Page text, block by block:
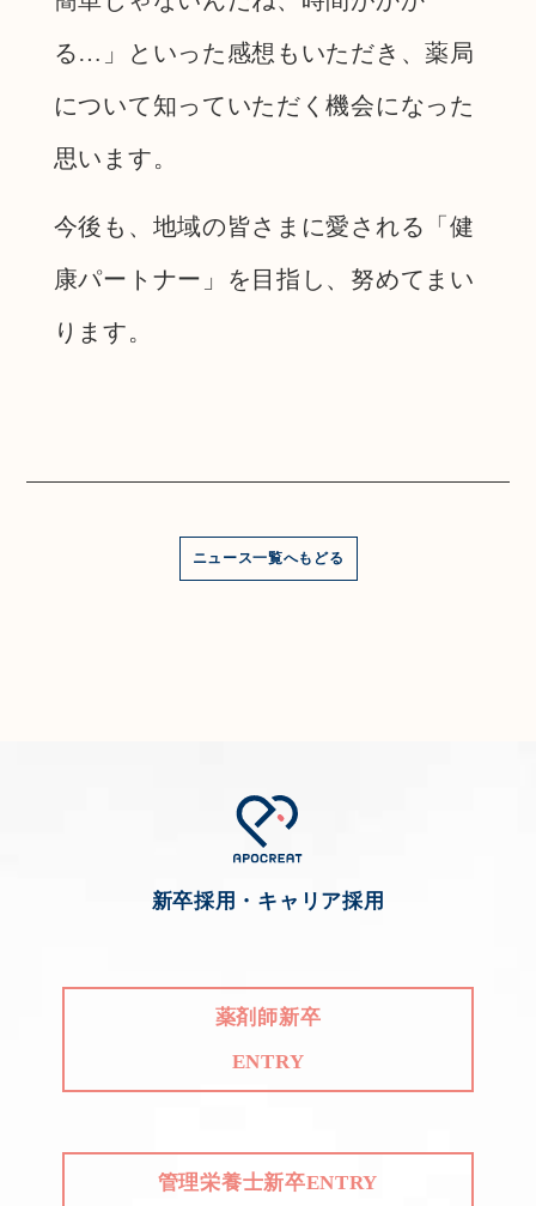
る…」といった感想もいただき、薬局
について知っていただく機会になった
思います。
今後も、地域の皆さまに愛される「健
康パートナー」を目指し、努めてまい
ります。
ニュース一覧へもどる
新卒採用・キャリア採用
薬剤師新卒
ENTRY
管理栄養士新卒ENTRY